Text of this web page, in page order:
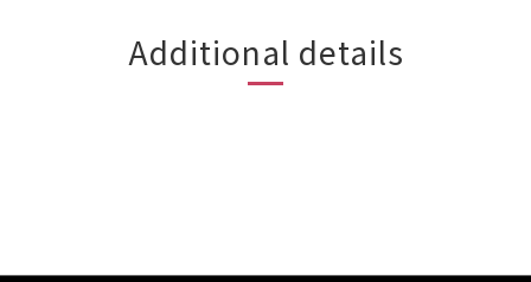
Additional details